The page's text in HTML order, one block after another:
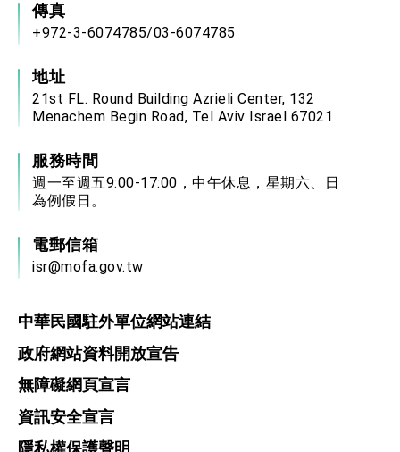
傳真
+972-3-6074785/03-6074785
地址
21st FL. Round Building Azrieli Center, 132
Menachem Begin Road, Tel Aviv Israel 67021
服務時間
週一至週五9:00-17:00，中午休息，星期六、日
為例假日。
電郵信箱
isr@mofa.gov.tw
中華民國駐外單位網站連結
政府網站資料開放宣告
無障礙網頁宣言
資訊安全宣言
隱私權保護聲明